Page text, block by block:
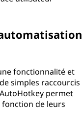
fonctionnalité et
simples raccourcis
permet
de leurs